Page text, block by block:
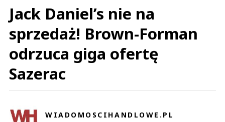
Jack Daniel’s nie na
sprzedaż! Brown-Forman
odrzuca giga ofertę
Sazerac
WIADOMOSCIHANDLOWE.PL